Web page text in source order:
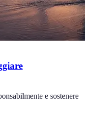
e sostenere